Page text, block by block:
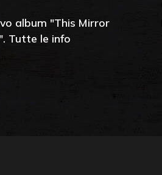
album "This Mirror
Tutte le info